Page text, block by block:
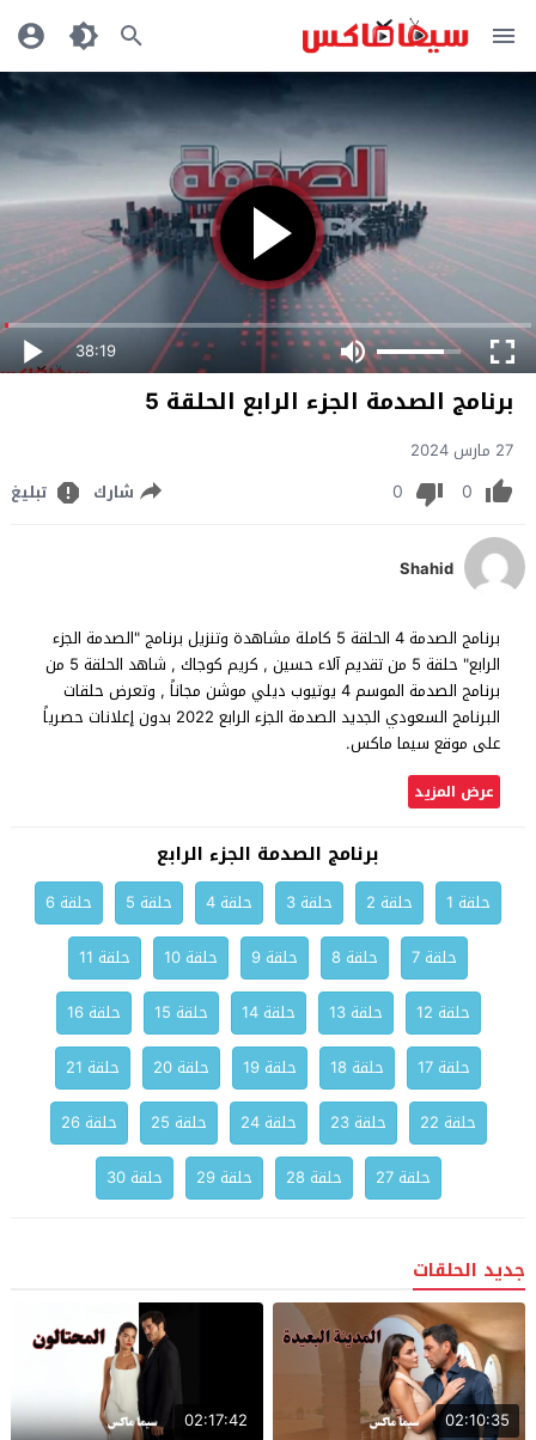
38:19
برنامج الصدمة الجزء الرابع الحلقة 5
27 مارس 2024
0
0 شارك تبليغ
Shahid
برنامج الصدمة 4 الحلقة 5 كاملة مشاهدة وتنزيل برنامج "الصدمة الجزء
الرابع" حلقة 5 من تقديم آلاء حسين , كريم كوجاك , شاهد الحلقة 5 من
برنامج الصدمة الموسم 4 يوتيوب ديلي موشن مجاناً , وتعرض حلقات
البرنامج السعودي الجديد الصدمة الجزء الرابع 2022 بدون إعلانات حصرياً
على موقع سيما ماكس.
عرض المزيد
برنامج الصدمة الجزء الرابع
حلقة 1 حلقة 2 حلقة 3 حلقة 4 حلقة 5
حلقة 6
حلقة 7
حلقة 8 حلقة 9 حلقة 10
حلقة 11
حلقة 12
حلقة 13 حلقة 14 حلقة 15
حلقة 16
حلقة 17
حلقة 18 حلقة 19 حلقة 20
حلقة 21
حلقة 22
حلقة 23 حلقة 24 حلقة 25
حلقة 26
حلقة 27
حلقة 28 حلقة 29 حلقة 30
جديد الحلقات
02:10:35
02:17:42